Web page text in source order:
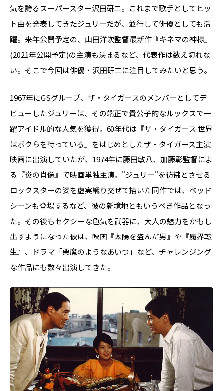
気を誇るスーパースター沢田研二。これまで歌手としてヒッ
ト曲を発表してきたジュリーだが、並行して俳優としても活
躍。来年公開予定の、山田洋次監督最新作『キネマの神様』
(2021年公開予定)の主演も決まるなど、代表作は数え切れな
い。そこで今回は俳優・沢田研二に注目してみたいと思う。
1967年にGSグループ、ザ・タイガースのメンバーとしてデ
ビューしたジュリーは、その端正で貴公子的なルックスで一
躍アイドル的な人気を獲得。60年代は『ザ・タイガース 世界
はボクらを待っている』をはじめとしたザ・タイガース主演
映画に出演していたが、1974年に藤田敏八、加藤彰監督によ
る『炎の肖像』で映画単独主演。"ジュリー"を彷彿とさせる
ロックスターの姿を虚実織り交ぜて描いた同作では、ベッド
シーンも登場するなど、彼の新境地ともいうべき作品となっ
た。その後もセクシーな色気を武器に、大人の魅力をかもし
出すようになった彼は、映画『太陽を盗んだ男』や『魔界転
生』、ドラマ「悪魔のようなあいつ」など、チャレンジング
な作品にも数々出演してきた。